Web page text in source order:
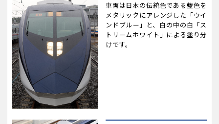
車両は日本の伝統色である藍色を
メタリックにアレンジした「ウイ
ンドブルー」と、白の中の白「ス
トリームホワイト」による塗り分
けです。